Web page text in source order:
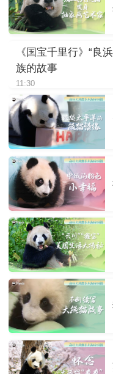
《国宝千里行》“良
族的故事
11:30